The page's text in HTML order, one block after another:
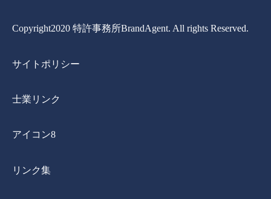
Copyright2020 特許事務所BrandAgent. All rights Reserved.
サイトポリシー
士業リンク
アイコン8
リンク集